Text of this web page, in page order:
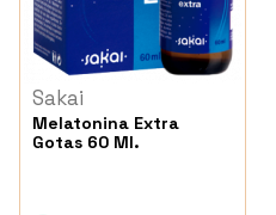
Sakai
Melatonina Extra
Gotas 60 Ml.